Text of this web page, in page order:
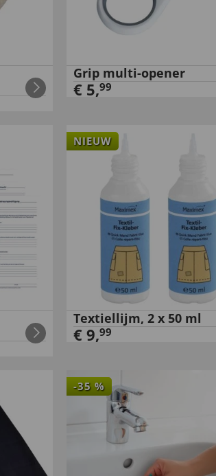
Grip multi-opener
€ 5,99
NIEUW
Textiellijm, 2 x 50 ml
€ 9,99
-35 %